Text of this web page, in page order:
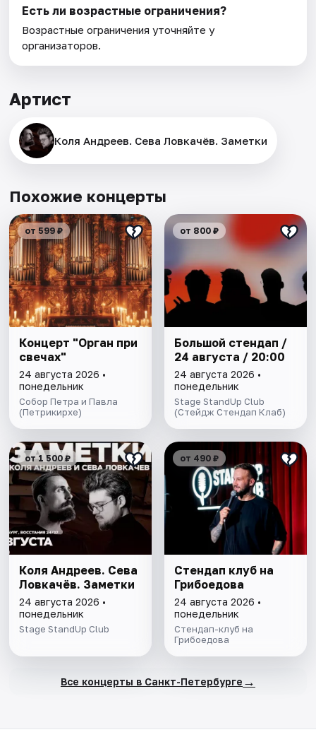
Есть ли возрастные ограничения?
Возрастные ограничения уточняйте у
организаторов.
Артист
Коля Андреев. Сева Ловкачёв. Заметки
Похожие концерты
от 599 ₽
Концерт "Орган при
свечах"
24 августа 2026 •
понедельник
Собор Петра и Павла
(Петрикирхе)
от 800 ₽
Большой стендап /
24 августа / 20:00
24 августа 2026 •
понедельник
Stage StandUp Club
(Стейдж Стендап Клаб)
от 1 500 ₽
Коля Андреев. Сева
Ловкачёв. Заметки
24 августа 2026 •
понедельник
Stage StandUp Club
от 490 ₽
Стендап клуб на
Грибоедова
24 августа 2026 •
понедельник
Стендап-клуб на
Грибоедова
Все концерты в Санкт-Петербурге →